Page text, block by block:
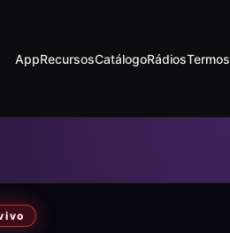
AppRecursosCatálogoRádiosTermos